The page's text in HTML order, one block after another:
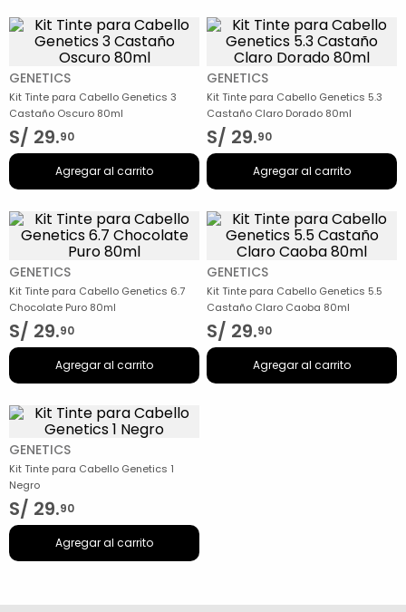
GENETICS
Kit Tinte para Cabello Genetics 3
Castaño Oscuro 80ml
S/ 29.90
Agregar al carrito
GENETICS
Kit Tinte para Cabello Genetics 5.3
Castaño Claro Dorado 80ml
S/ 29.90
Agregar al carrito
GENETICS
Kit Tinte para Cabello Genetics 6.7
Chocolate Puro 80ml
S/ 29.90
Agregar al carrito
GENETICS
Kit Tinte para Cabello Genetics 5.5
Castaño Claro Caoba 80ml
S/ 29.90
Agregar al carrito
GENETICS
Kit Tinte para Cabello Genetics 1
Negro
S/ 29.90
Agregar al carrito